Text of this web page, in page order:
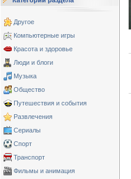
Другое
Компьютерные игры
Красота и здоровье
Люди и блоги
Музыка
Общество
Путешествия и события
Развлечения
Сериалы
Спорт
Транспорт
Фильмы и анимация